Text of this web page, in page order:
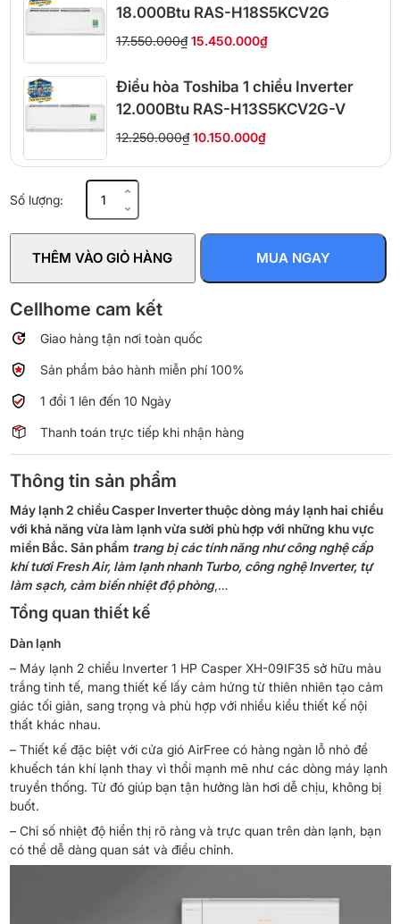
18.000Btu RAS-H18S5KCV2G
17.550.000₫ 15.450.000₫
Điều hòa Toshiba 1 chiều Inverter
12.000Btu RAS-H13S5KCV2G-V
12.250.000₫ 10.150.000₫
Số lượng:
Máy
lạnh
Casper
Inverter
HP
XH-
số
lượng
THÊM VÀO GIỎ HÀNG MUA NGAY
Cellhome cam kết
Giao hàng tận nơi toàn quốc
Sản phẩm bảo hành miễn phí 100%
1 đổi 1 lên đến 10 Ngày
Thanh toán trực tiếp khi nhận hàng
Thông tin sản phẩm
Máy lạnh 2 chiều Casper Inverter thuộc dòng máy lạnh hai chiều
với khả năng vừa làm lạnh vừa sưởi phù hợp với những khu vực
miền Bắc. Sản phẩm trang bị các tính năng như công nghệ cấp
khí tươi Fresh Air, làm lạnh nhanh Turbo, công nghệ Inverter, tự
làm sạch, cảm biến nhiệt độ phòng,…
Tổng quan thiết kế
Dàn lạnh
– Máy lạnh 2 chiều Inverter 1 HP Casper XH-09IF35 sở hữu màu
trắng tinh tế, mang thiết kế lấy cảm hứng từ thiên nhiên tạo cảm
giác tối giản, sang trọng và phù hợp với nhiều kiểu thiết kế nội
thất khác nhau.
– Thiết kế đặc biệt với cửa gió AirFree có hàng ngàn lỗ nhỏ để
khuếch tán khí lạnh thay vì thổi mạnh mẽ như các dòng máy lạnh
truyền thống. Từ đó giúp bạn tận hưởng làn hơi dễ chịu, không bị
buốt.
– Chỉ số nhiệt độ hiển thị rõ ràng và trực quan trên dàn lạnh, bạn
có thể dễ dàng quan sát và điều chỉnh.